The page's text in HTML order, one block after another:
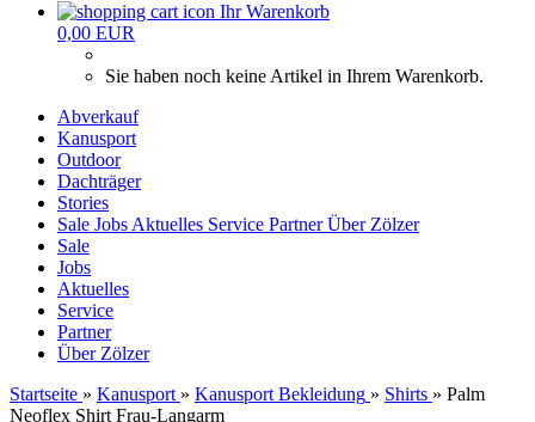
Ihr Warenkorb
0,00 EUR
Sie haben noch keine Artikel in Ihrem Warenkorb.
Abverkauf
Kanusport
Outdoor
Dachträger
Stories
Sale Jobs Aktuelles Service PartnerÜber Zölzer
Sale
Jobs
Aktuelles
Service
Partner
Über Zölzer
Startseite » Kanusport » Kanusport Bekleidung » Shirts » Palm
Neoflex Shirt Frau-Langarm